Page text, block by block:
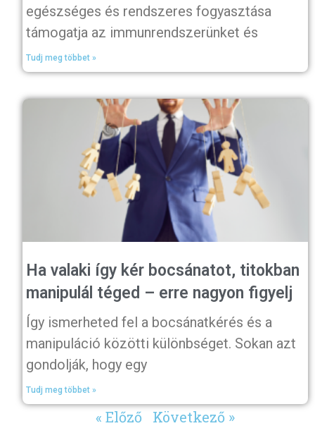
egészséges és rendszeres fogyasztása
támogatja az immunrendszerünket és
Tudj meg többet »
Ha valaki így kér bocsánatot, titokban
manipulál téged – erre nagyon figyelj
Így ismerheted fel a bocsánatkérés és a
manipuláció közötti különbséget. Sokan azt
gondolják, hogy egy
Tudj meg többet »
« Előző Következő »